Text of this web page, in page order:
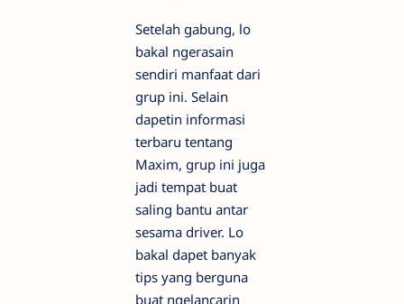
Setelah gabung, lo
bakal ngerasain
sendiri manfaat dari
grup ini. Selain
dapetin informasi
terbaru tentang
Maxim, grup ini juga
jadi tempat buat
saling bantu antar
sesama driver. Lo
bakal dapet banyak
tips yang berguna
buat ngelancarin